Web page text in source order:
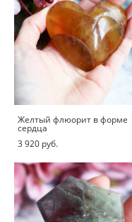
Желтый флюорит в форме
сердца
3 920 pуб.